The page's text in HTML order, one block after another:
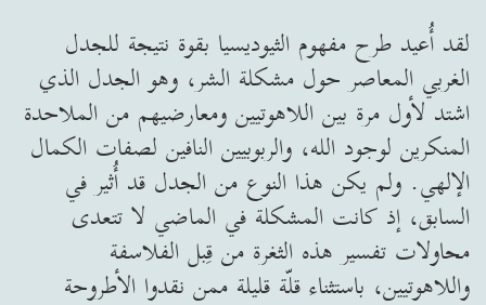
لقد أُعيد طرح مفهوم الثيوديسيا بقوة نتيجة للجدل
الغربي المعاصر حول مشكلة الشر، وهو الجدل الذي
اشتد لأول مرة بين اللاهوتيين ومعارضيهم من الملاحدة
المنكرين لوجود الله، والربوبيين النافين لصفات الكمال
الإلهي. ولم يكن هذا النوع من الجدل قد أُثير في
السابق، إذ كانت المشكلة في الماضي لا تتعدى
محاولات تفسير هذه الثغرة من قِبل الفلاسفة
واللاهوتيين، باستثناء قلّة قليلة ممن نقدوا الأطروحة